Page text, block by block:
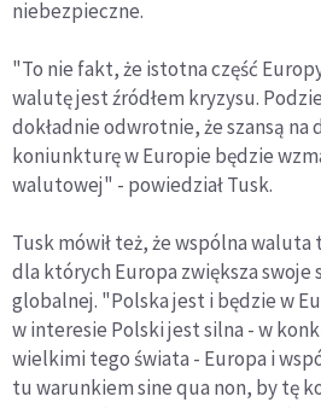
niebezpieczne.
"To nie fakt, że istotna część
walutę jest źródłem kryzysu.
dokładnie odwrotnie, że szansą na
koniunkturę w Europie będzie
walutowej" - powiedział Tusk.
Tusk mówił też, że wspólna
dla których Europa zwiększa swoje
globalnej. "Polska jest i będzie w
w interesie Polski jest silna - w
wielkimi tego świata - Europa i
tu warunkiem sine qua non, by tę